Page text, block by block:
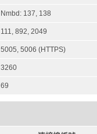
Nmbd: 137, 138
111, 892, 2049
5005, 5006 (HTTPS)
3260
69